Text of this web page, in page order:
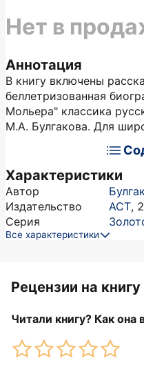
Аннотация
В книгу включены
беллетризованная
Мольера" классика
М.А. Булгакова. Для
Характеристики
Автор
Издательство
АСТ,
Серия
Все характеристики
Нет в
Рецензии на книгу
Читали книгу? Как она